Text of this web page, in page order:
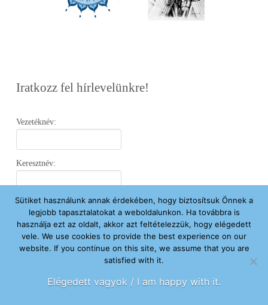
Iratkozz fel hírlevelünkre!
Vezetéknév:
Keresztnév:
Email:
Elfogadom az Adatvédelmi Nyilatkozatot.
Sütiket használunk annak érdekében, hogy biztosítsuk Önnek a
legjobb tapasztalatokat a weboldalunkon. Ha továbbra is
használja ezt az oldalt, akkor azt feltételezzük, hogy elégedett
vele. We use cookies to provide the best experience on our
website. If you continue on this site, we assume that you are
satisfied with it.
Elégedett vagyok / I am happy with it.